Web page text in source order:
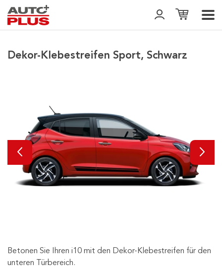
Dekor-Klebestreifen Sport, Schwarz
Betonen Sie Ihren i10 mit den Dekor-Klebestreifen für den
unteren Türbereich.